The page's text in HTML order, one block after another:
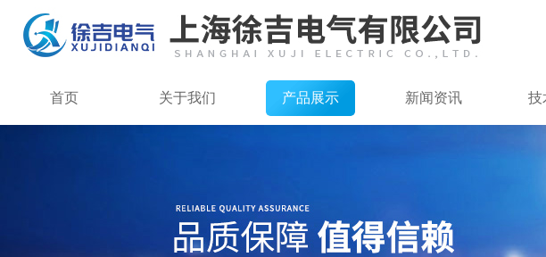
首页 关于我们 产品展示 新闻资讯 技